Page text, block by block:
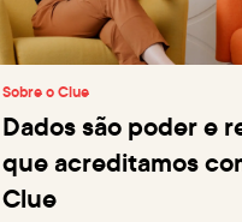
Sobre o Clue
Dados são poder e
que acreditamos
Clue